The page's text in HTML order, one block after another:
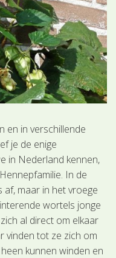
en in verschillende
je de enige
in Nederland kennen,
In de
maar in het vroege
wortels jonge
al direct om elkaar
vinden tot ze zich om
kunnen winden en